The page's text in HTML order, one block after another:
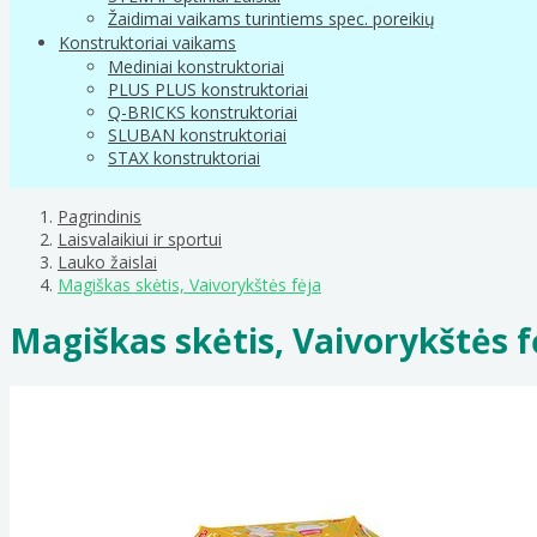
Žaidimai vaikams turintiems spec. poreikių
Konstruktoriai vaikams
Mediniai konstruktoriai
PLUS PLUS konstruktoriai
Q-BRICKS konstruktoriai
SLUBAN konstruktoriai
STAX konstruktoriai
Pagrindinis
Laisvalaikiui ir sportui
Lauko žaislai
Magiškas skėtis, Vaivorykštės fėja
Magiškas skėtis, Vaivorykštės